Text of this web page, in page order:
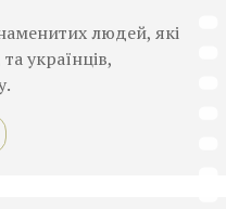
людей, які
українців,